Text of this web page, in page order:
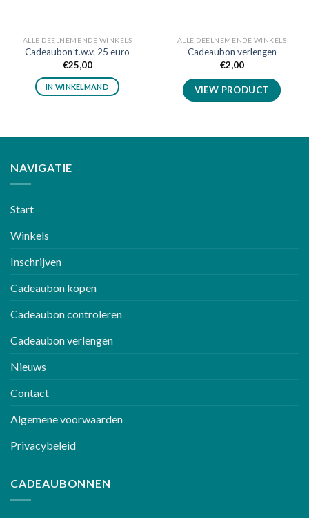
ALLE DEELNEMENDE WINKELS
Cadeaubon t.w.v. 25 euro
€25,00
IN WINKELMAND
ALLE DEELNEMENDE WINKELS
Cadeaubon verlengen
€2,00
VIEW PRODUCT
NAVIGATIE
Start
Winkels
Inschrijven
Cadeaubon kopen
Cadeaubon controleren
Cadeaubon verlengen
Nieuws
Contact
Algemene voorwaarden
Privacybeleid
CADEAUBONNEN